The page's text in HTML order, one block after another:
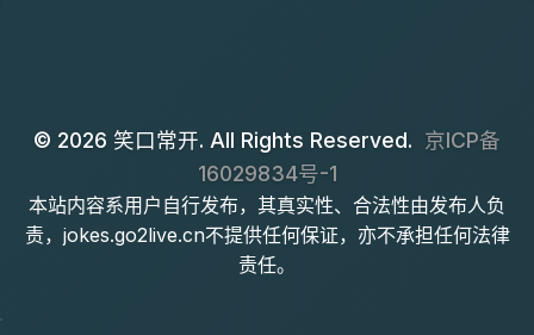
© 2026 笑口常开. All Rights Reserved. 京ICP备
16029834号-1
本站内容系用户自行发布，其真实性、合法性由发布人负
责，jokes.go2live.cn不提供任何保证，亦不承担任何法律
责任。